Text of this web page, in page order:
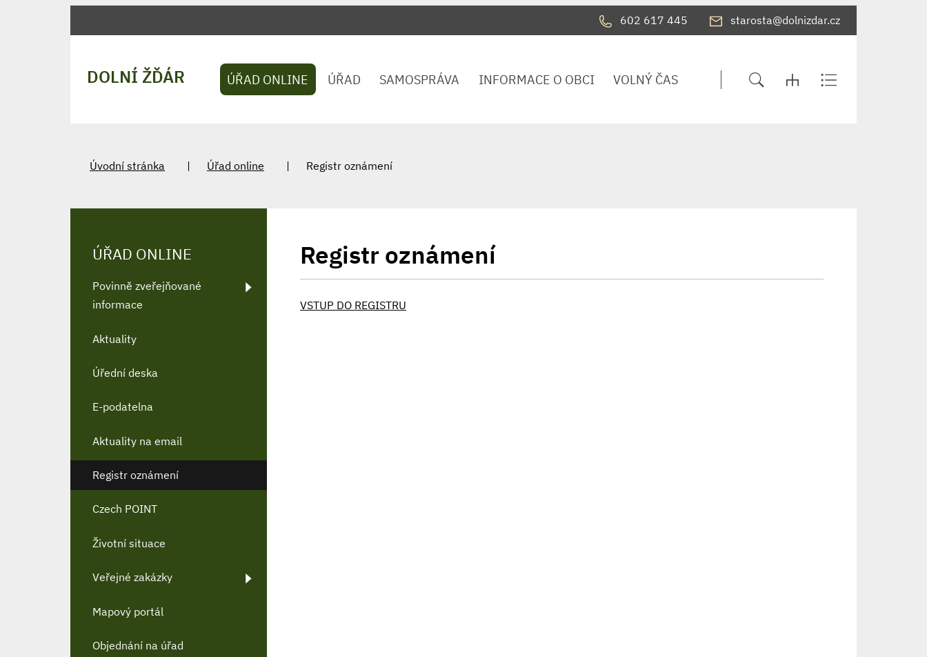
602 617 445 starosta@dolnizdar.cz
DOLNÍ ŽĎÁR ÚŘAD ONLINE ÚŘAD SAMOSPRÁVA INFORMACE O OBCI VOLNÝ ČAS
Úvodní stránka Úřad online Registr oznámení
Registr oznámení
VSTUP DO REGISTRU
ÚŘAD ONLINE
Povinně zveřejňované
informace
Aktuality
Úřední deska
E-podatelna
Aktuality na email
Registr oznámení
Czech POINT
Životní situace
Veřejné zakázky
Mapový portál
Objednání na úřad